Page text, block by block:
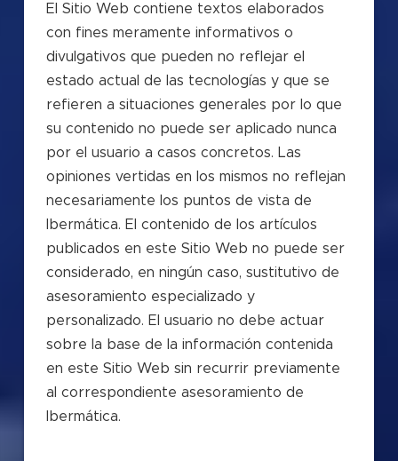
El Sitio Web contiene textos elaborados
con fines meramente informativos o
divulgativos que pueden no reflejar el
estado actual de las tecnologías y que se
refieren a situaciones generales por lo que
su contenido no puede ser aplicado nunca
por el usuario a casos concretos. Las
opiniones vertidas en los mismos no reflejan
necesariamente los puntos de vista de
Ibermática. El contenido de los artículos
publicados en este Sitio Web no puede ser
considerado, en ningún caso, sustitutivo de
asesoramiento especializado y
personalizado. El usuario no debe actuar
sobre la base de la información contenida
en este Sitio Web sin recurrir previamente
al correspondiente asesoramiento de
Ibermática.